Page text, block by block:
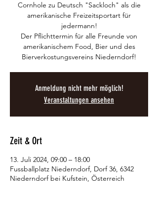
Cornhole zu Deutsch "Sackloch" als die
amerikanische Freizeitsportart für
jedermann!
Der Pflichttermin für alle Freunde von
amerikanischem Food, Bier und des
Bierverkostungsvereins Niederndorf!
Anmeldung nicht mehr möglich!
Veranstaltungen ansehen
Zeit & Ort
13. Juli 2024, 09:00 – 18:00
Fussballplatz Niederndorf, Dorf 36, 6342
Niederndorf bei Kufstein, Österreich